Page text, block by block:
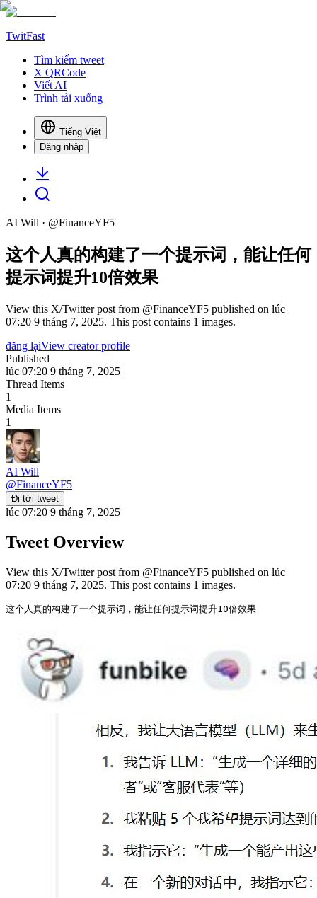
TwitFast
Tìm kiếm tweet
X QRCode
Viết AI
Trình tải xuống
Tiếng Việt
Đăng nhập
AI Will · @FinanceYF5
这个人真的构建了一个提示词，能让任何
提示词提升10倍效果
View this X/Twitter post from @FinanceYF5 published on lúc
07:20 9 tháng 7, 2025. This post contains 1 images.
đăng lạiView creator profile
Published
lúc 07:20 9 tháng 7, 2025
Thread Items
1
Media Items
1
AI Will
@FinanceYF5
Đi tới tweet
lúc 07:20 9 tháng 7, 2025
Tweet Overview
View this X/Twitter post from @FinanceYF5 published on lúc
07:20 9 tháng 7, 2025. This post contains 1 images.
这个人真的构建了一个提示词，能让任何提示词提升10倍效果